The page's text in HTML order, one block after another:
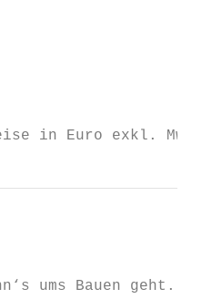
in Euro exkl.
wenn‘s ums